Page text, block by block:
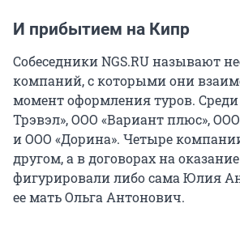
И прибытием на Кипр
Собеседники NGS.RU называют
компаний, с которыми они
момент оформления туров. Среди
Трэвэл», ООО «Вариант плюс»,
и ООО «Дорина». Четыре
другом, а в договорах на
фигурировали либо сама Юлия
ее мать Ольга Антонович.